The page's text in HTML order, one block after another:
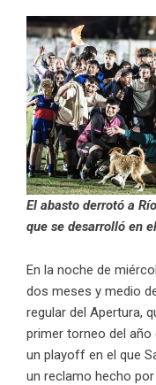
El abasto derrotó a
que se desarrolló en
En la noche de
dos meses y medio
regular del Apertura,
primer torneo del año
un playoff en el que
un reclamo hecho